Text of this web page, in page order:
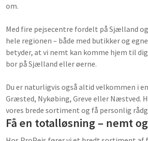
om.
Med fire pejsecentre fordelt på Sjælland
hele regionen – både med butikker og
betyder, at vi nemt kan komme hjem til
bor på Sjælland eller øerne.
Du er naturligvis også altid velkommen i
Græsted, Nykøbing, Greve eller Næstved.
vores brede sortiment og få personlig
Få en totalløsning – nemt